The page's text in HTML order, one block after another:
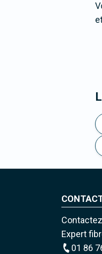
Expert
01 86